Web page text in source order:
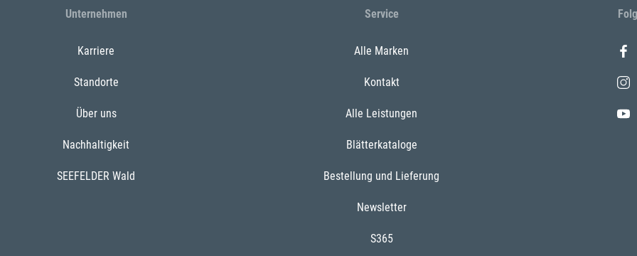
Unternehmen
Karriere
Standorte
Über uns
Nachhaltigkeit
SEEFELDER Wald
Service
Alle Marken
Kontakt
Alle Leistungen
Blätterkataloge
Bestellung und Lieferung
Newsletter
S365